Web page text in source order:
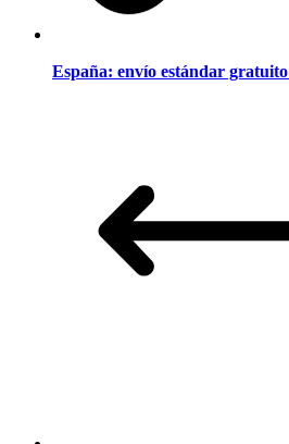
España: envío estándar gratuito